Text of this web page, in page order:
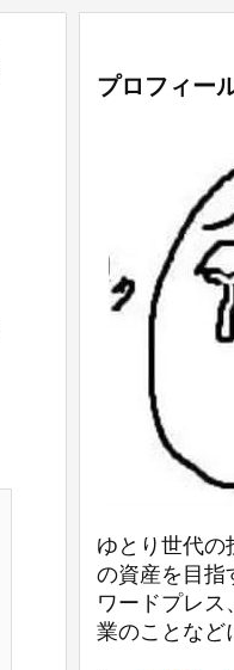
プロフィー
ゆとり世代の
の資産を目指
ワードプレス
業のことなど